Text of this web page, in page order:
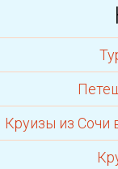
Круизы из Сочи